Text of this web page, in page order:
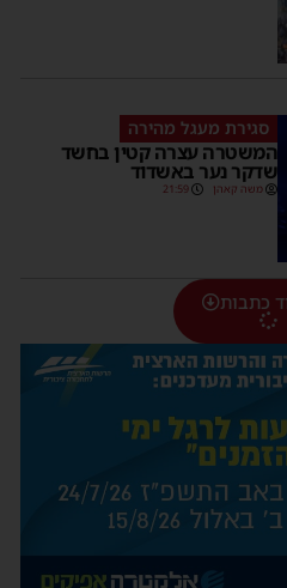
סגירת מעגל מהירה
המשטרה עצרה קטין בחשד
שדקר נער באשדוד
משה קאהן 21:59
כתבות